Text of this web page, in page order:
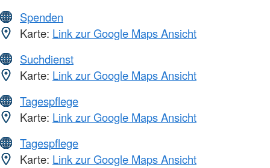
Spenden
Karte: Link zur Google Maps Ansicht
Suchdienst
Karte: Link zur Google Maps Ansicht
Tagespflege
Karte: Link zur Google Maps Ansicht
Tagespflege
Karte: Link zur Google Maps Ansicht